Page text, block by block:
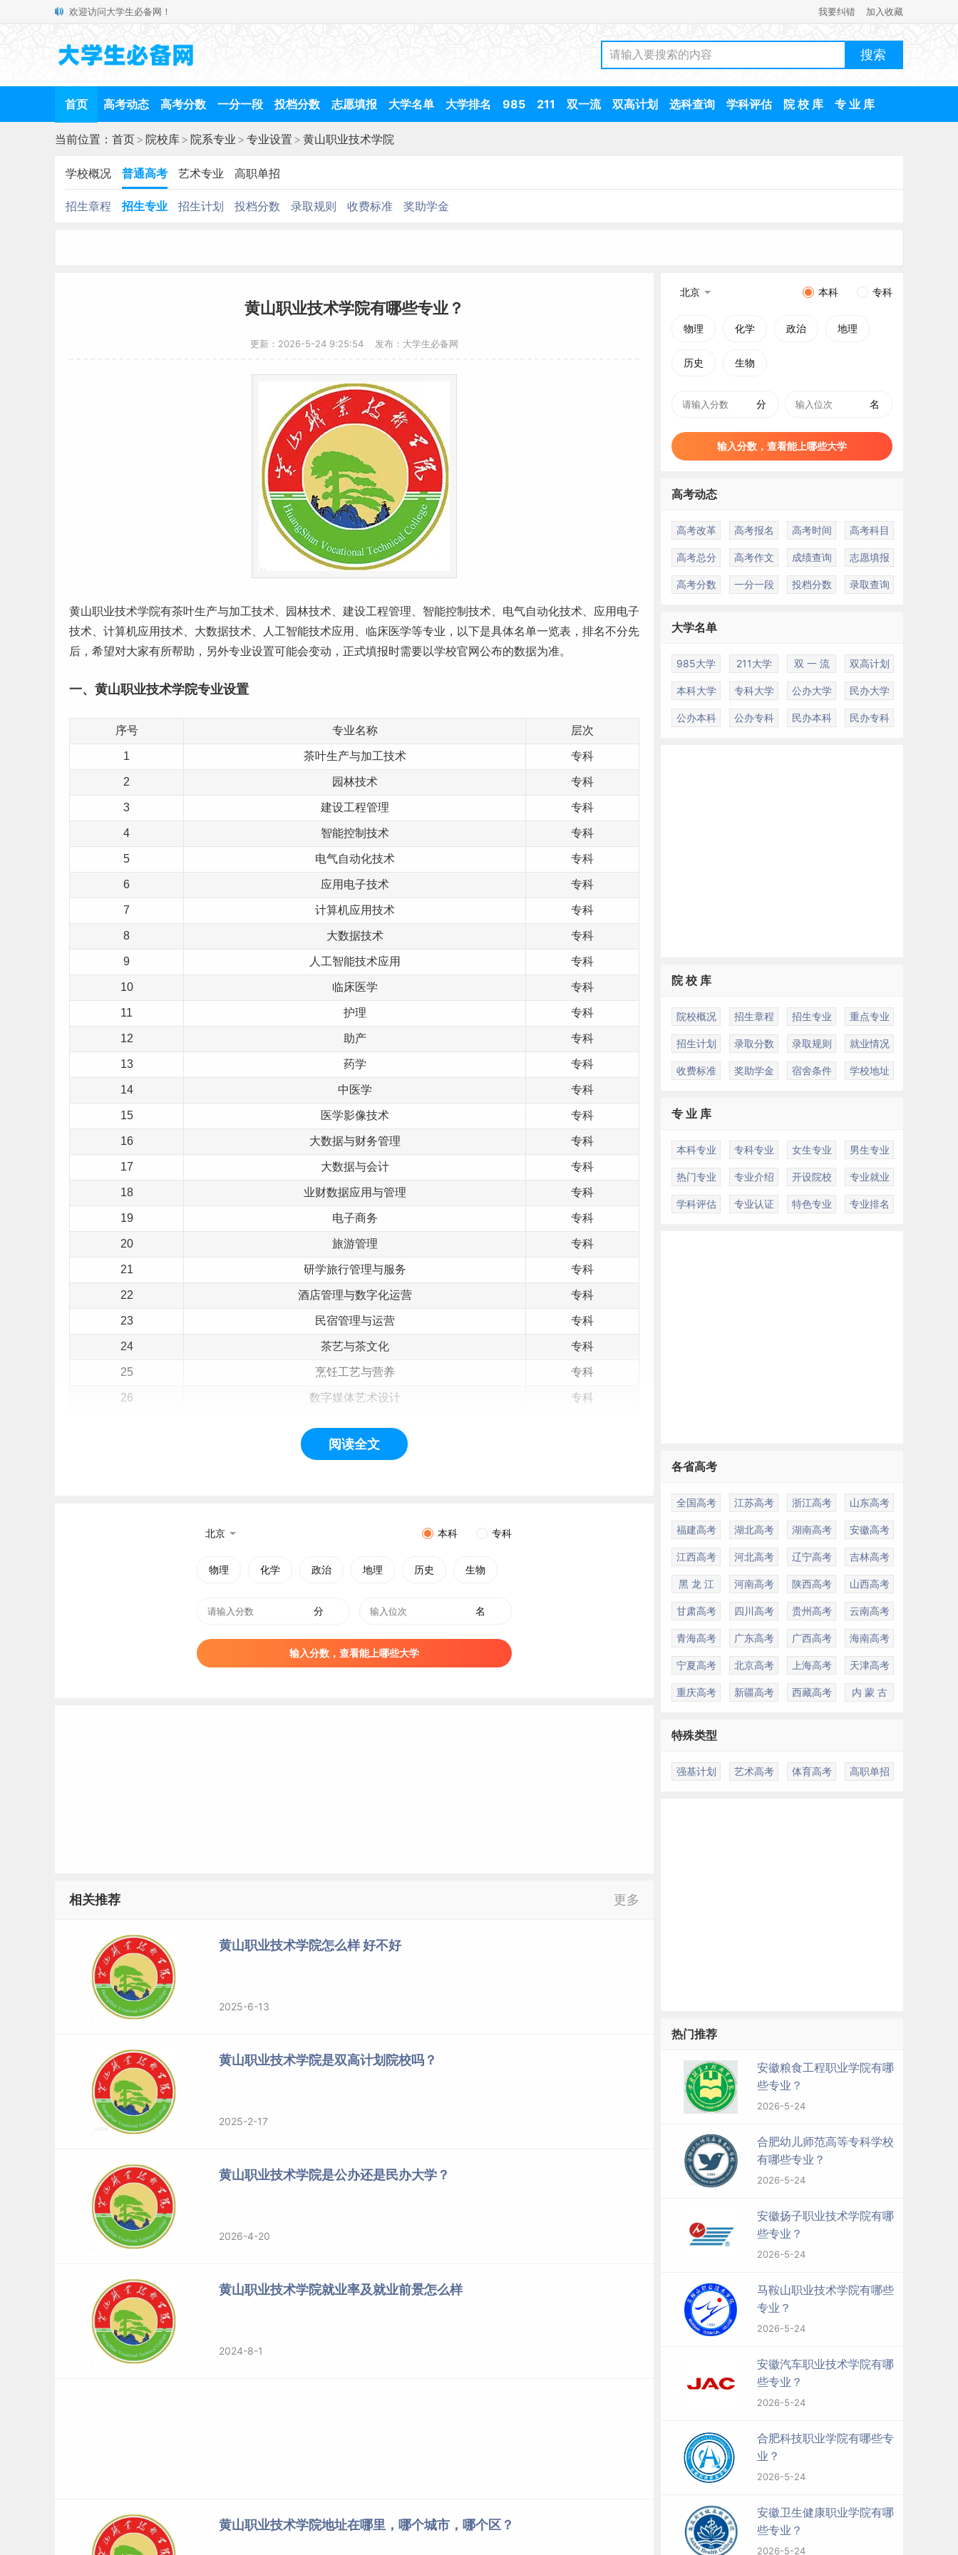
欢迎访问大学生必备网！ 我要纠错 加入收藏
首页 高考动态 高考分数 一分一段 投档分数 志愿填报 大学名单 大学排名 985 211 双一流 双高计划 选科查询 学科评估 院 校 库 专 业 库
当前位置： 首页> 院校库> 院系专业 > 专业设置 > 黄山职业技术学院
学校概况 普通高考 艺术专业 高职单招
招生章程 招生专业 招生计划 投档分数 录取规则 收费标准 奖助学金
黄山职业技术学院有哪些专业？
更新：2026-5-24 9:25:54 发布：大学生必备网
黄山职业技术学院有茶叶生产与加工技术、园林技术、建设工程管理、智能控制技术、电气自动化技术、应用电子
技术、 计算机应用技术、大数据技术、人工智能技术应用、临床医学等专业，以下是具体名单一览表，排名不分先
后，希望对大家有所帮助，另外专业设置可能会变动，正式填报时需要以学校官网公布的数据为准。
一、黄山职业技术学院专业设置
序号 专业名称 层次
1 茶叶生产与加工技术 专科
2 园林技术 专科
3 建设工程管理 专科
4 智能控制技术 专科
5 电气自动化技术 专科
6 应用电子技术 专科
7 计算机应用技术 专科
8 大数据技术 专科
9 人工智能技术应用 专科
10 临床医学 专科
11 护理 专科
12 助产 专科
13 药学 专科
14 中医学 专科
15 医学影像技术 专科
16 大数据与财务管理 专科
17 大数据与会计 专科
18 业财数据应用与管理 专科
19 电子商务 专科
20 旅游管理 专科
21 研学旅行管理与服务 专科
22 酒店管理与数字化运营 专科
23 民宿管理与运营 专科
24 茶艺与茶文化 专科
25 烹饪工艺与营养 专科
26 数字媒体艺术设计 专科
融媒体技术与运营
二、黄山职业技术学院简介
学院于2010年经安徽省政府批准、教育部备案正式成立。2012年4月，黄山卫生学校整建制并入黄山职业技术学
院；2013年11月，黄山茶业学校整建制并入黄山职业技术学院。2016年8月，黄山市中华职业学校整建制并入黄
阅读全文
北京 本科 专科
物理 化学 政治 地理 历史 生物
分 名
输入分数，查看能上哪些大学
相关推荐 更多
黄山职业技术学院怎么样 好不好
2025-6-13
黄山职业技术学院是双高计划院校吗？
2025-2-17
黄山职业技术学院是公办还是民办大学？
2026-4-20
黄山职业技术学院就业率及就业前景怎么样
2024-8-1
黄山职业技术学院地址在哪里，哪个城市，哪个区？
北京 本科 专科
物理 化学 政治 地理
历史 生物
分 名
输入分数，查看能上哪些大学
高考动态
高考改革 高考报名 高考时间 高考科目
高考总分 高考作文 成绩查询 志愿填报
高考分数 一分一段 投档分数 录取查询
大学名单
985大学 211大学 双 一 流 双高计划
本科大学 专科大学 公办大学 民办大学
公办本科 公办专科 民办本科 民办专科
院 校 库
院校概况 招生章程 招生专业 重点专业
招生计划 录取分数 录取规则 就业情况
收费标准 奖助学金 宿舍条件 学校地址
专 业 库
本科专业 专科专业 女生专业 男生专业
热门专业 专业介绍 开设院校 专业就业
学科评估 专业认证 特色专业 专业排名
各省高考
全国高考 江苏高考 浙江高考 山东高考
福建高考 湖北高考 湖南高考 安徽高考
江西高考 河北高考 辽宁高考 吉林高考
黑 龙 江 河南高考 陕西高考 山西高考
甘肃高考 四川高考 贵州高考 云南高考
青海高考 广东高考 广西高考 海南高考
宁夏高考 北京高考 上海高考 天津高考
重庆高考 新疆高考 西藏高考 内 蒙 古
特殊类型
强基计划 艺术高考 体育高考 高职单招
热门推荐
安徽粮食工程职业学院有哪
些专业？
2026-5-24
合肥幼儿师范高等专科学校
有哪些专业？
2026-5-24
安徽扬子职业技术学院有哪
些专业？
2026-5-24
马鞍山职业技术学院有哪些
专业？
2026-5-24
安徽汽车职业技术学院有哪
些专业？
2026-5-24
合肥科技职业学院有哪些专
业？
2026-5-24
安徽卫生健康职业学院有哪
些专业？
2026-5-24